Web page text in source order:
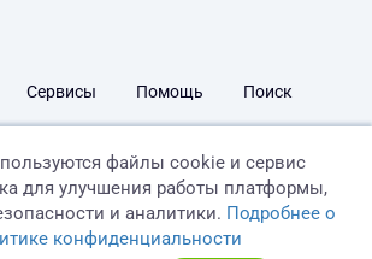
Сервисы Помощь Поиск
Отказ от ответственности
файлы cookie и сервис
для улучшения работы платформы,
и аналитики. Подробнее о
конфиденциальности